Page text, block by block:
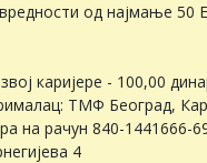
од најмање 50
каријере - 100,00
ТМФ Београд,
на рачун 840-1441666-
4